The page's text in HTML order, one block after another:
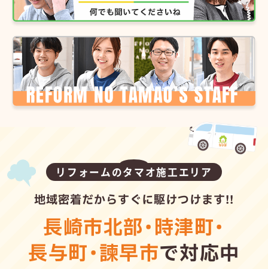
リフォームのタマオ施工エリア
地域密着だからすぐに駆けつけます!!
長崎市北部・時津町・
長与町・諫早市で対応中